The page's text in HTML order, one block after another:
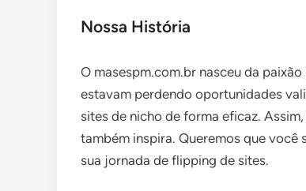
Nossa História
O masespm.com.br nasceu da
estavam perdendo oportunidades
sites de nicho de forma eficaz.
também inspira. Queremos que
sua jornada de flipping de sites.